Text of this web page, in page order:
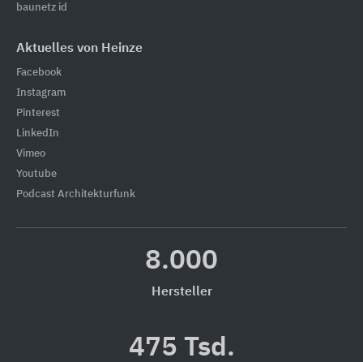
baunetz id
Aktuelles von Heinze
Facebook
Instagram
Pinterest
LinkedIn
Vimeo
Youtube
Podcast Architekturfunk
8.000
Hersteller
475 Tsd.